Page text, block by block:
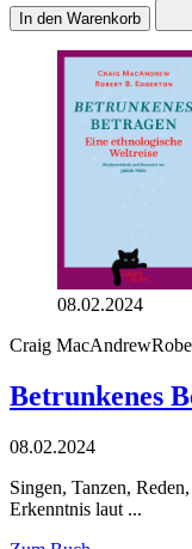
In den Warenkorb
08.02.2024
Craig MacAndrew
Betrunkenes
08.02.2024
Singen, Tanzen,
Erkenntnis laut ...